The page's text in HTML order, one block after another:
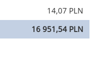
14,07 PLN
16 951,54 PLN